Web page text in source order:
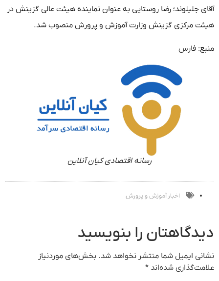
آقای جلیلوند؛ رضا روستایی به عنوان نماینده هیئت عالی گزینش در
هیئت مرکزی گزینش وزارت آموزش و پرورش منصوب شد.
منبع: فارس
رسانه اقتصادی کیان آنلاین
اخبار آموزش و پرورش
دیدگاهتان را بنویسید
نشانی ایمیل شما منتشر نخواهد شد. بخش‌های موردنیاز
علامت‌گذاری شده‌اند *